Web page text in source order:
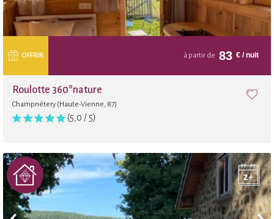
OFFRIR à partir de 83 € / nuit
Roulotte 360°nature
Champnétery (Haute-Vienne, 87)
(5,0 / 5)